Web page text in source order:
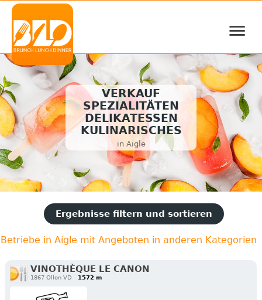
≡
VERKAUF
SPEZIALITÄTEN
DELIKATESSEN
KULINARISCHES
in Aigle
Ergebnisse filtern und sortieren
Betriebe in Aigle mit Angeboten in anderen Kategorien
VINOTHÈQUE LE CANON
1867 Ollon VD 1572 m